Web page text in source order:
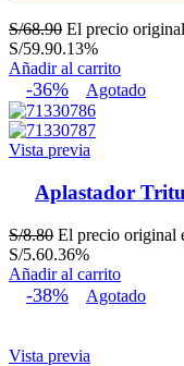
S/68.90 El precio
S/59.90.13%
Añadir al carrito
-36% Agotado
Vista previa
Aplastador
S/8.80 El precio original
S/5.60.36%
Añadir al carrito
-38% Agotado
Vista previa